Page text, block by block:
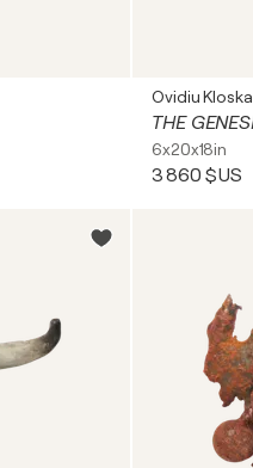
Ovidiu Kloska
6x20x18in
3 860 $US